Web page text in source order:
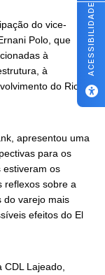
do vice-
Polo, que
à
à
do Rio
apresentou uma
para os
estiveram os
reflexos sobre a
do varejo mais
efeitos do El
Lajeado,
ACESSIBILIDADE